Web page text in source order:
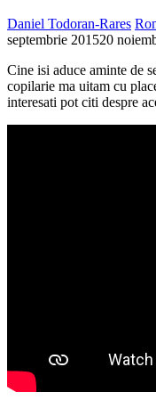
Daniel Todoran-Rares
septembrie 201520
Cine isi aduce aminte de
copilarie ma uitam cu
interesati pot citi despre